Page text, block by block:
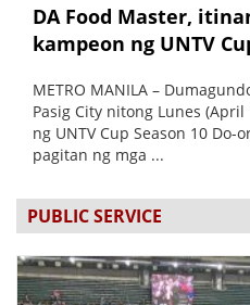
DA Food Master,
kampeon ng UNTV
METRO MANILA –
Pasig City nitong Lunes
ng UNTV Cup Season 10 Do-
pagitan ng mga ...
PUBLIC SERVICE